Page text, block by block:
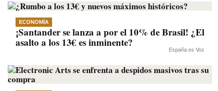
ECONOMÍA
¡Santander se lanza a por el 10% de Brasil! ¿El
asalto a los 13€ es inminente?
España es Voz